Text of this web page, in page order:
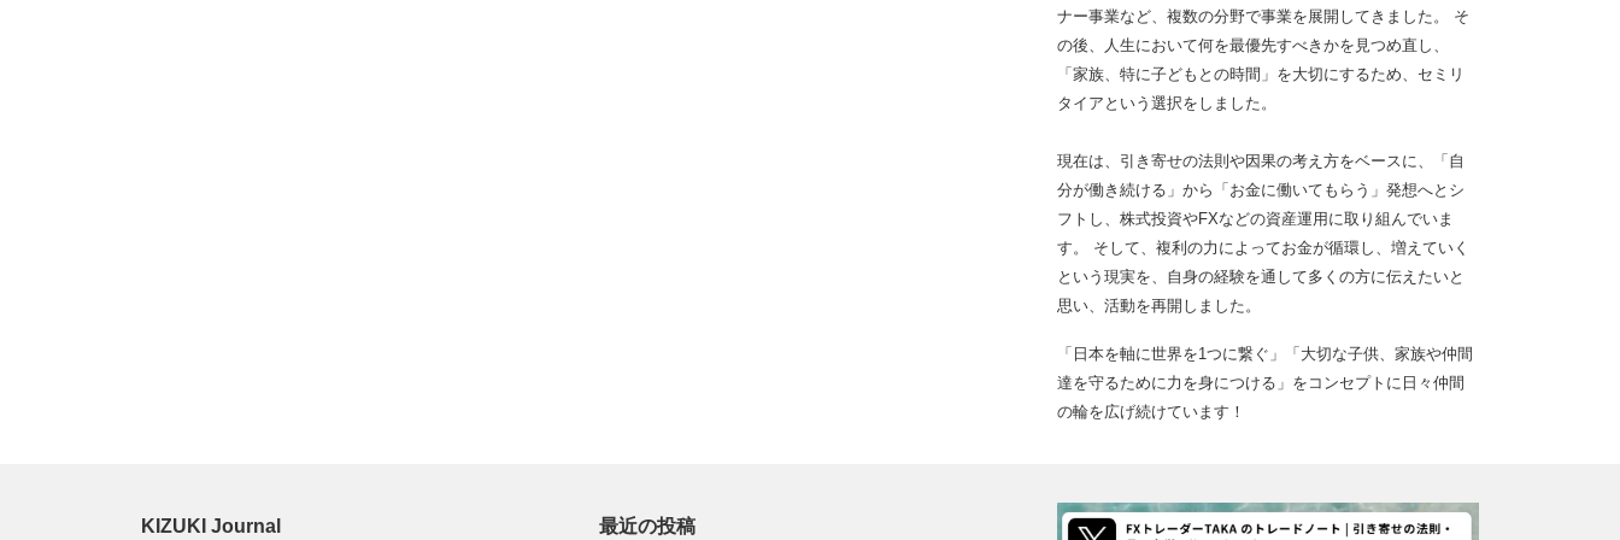
ナー事業など、複数の分野で事業を展開してきました。 そ
の後、人生において何を最優先すべきかを見つめ直し、
「家族、特に子どもとの時間」を大切にするため、セミリ
タイアという選択をしました。
現在は、引き寄せの法則や因果の考え方をベースに、「自
分が働き続ける」から「お金に働いてもらう」発想へとシ
フトし、株式投資やFXなどの資産運用に取り組んでいま
す。 そして、複利の力によってお金が循環し、増えていく
という現実を、自身の経験を通して多くの方に伝えたいと
思い、活動を再開しました。
「日本を軸に世界を1つに繋ぐ」「大切な子供、家族や仲間
達を守るために力を身につける」をコンセプトに日々仲間
の輪を広げ続けています！
KIZUKI Journal 最近の投稿